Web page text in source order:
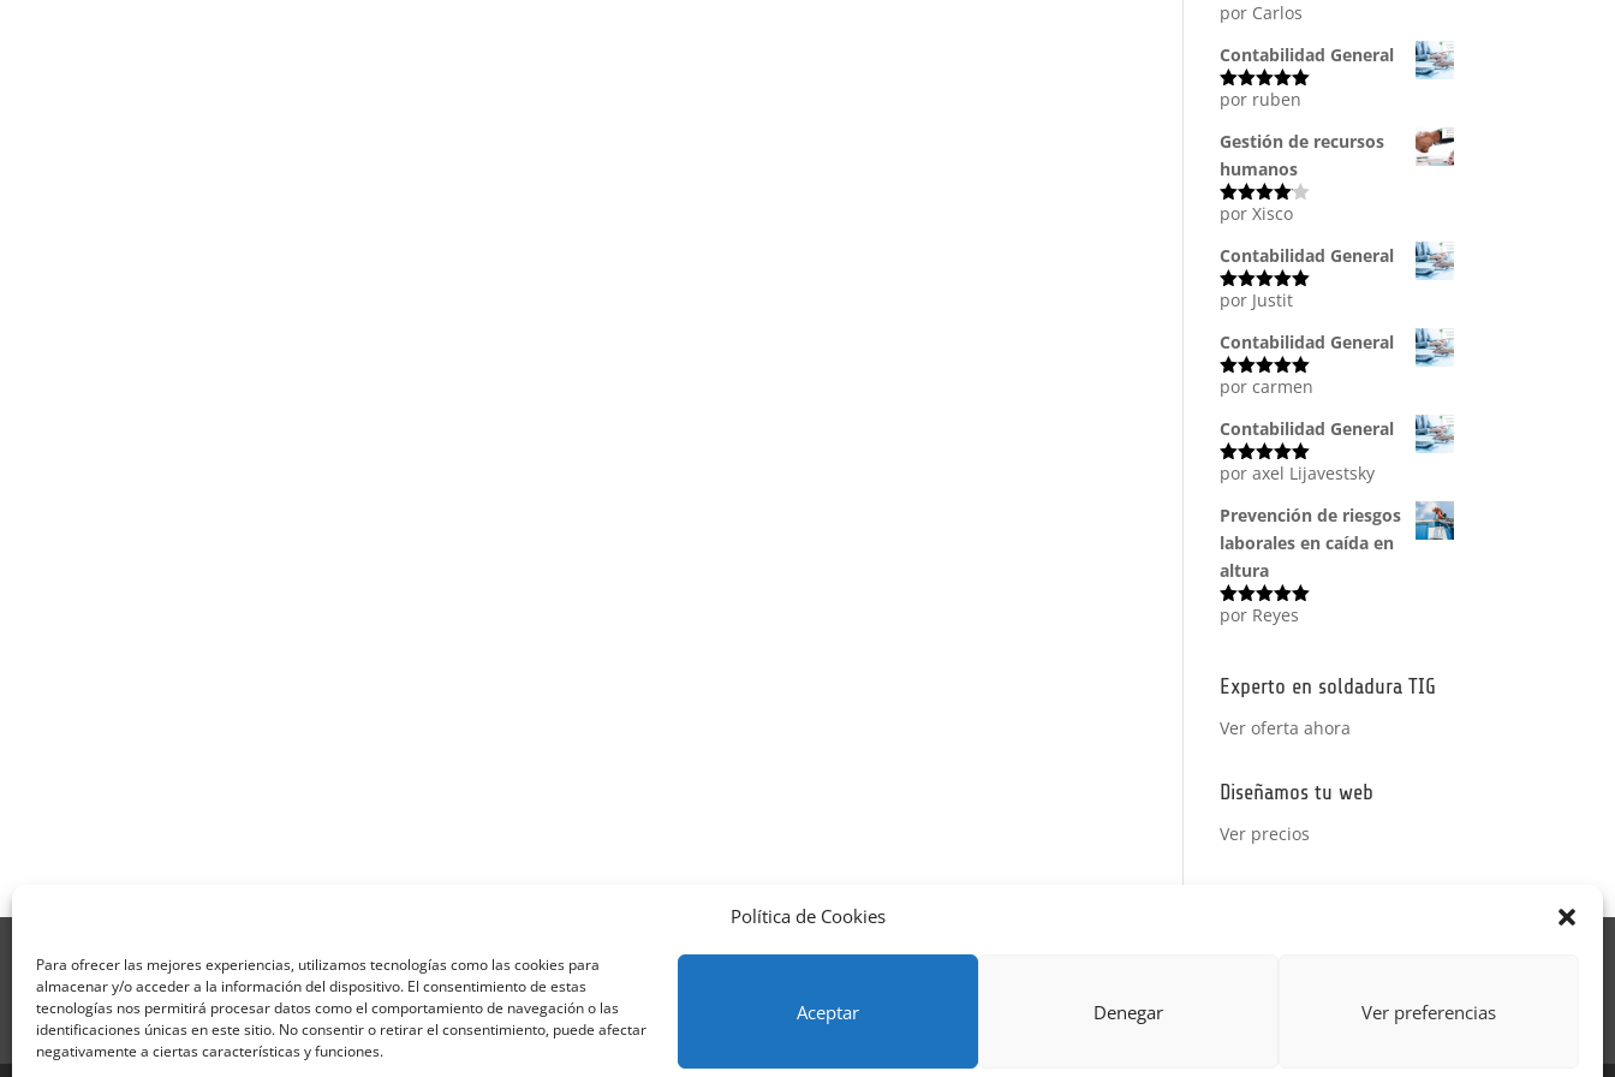
Política de Cookies
Para ofrecer las mejores experiencias, utilizamos tecnologías como las cookies para
almacenar y/o acceder a la información del dispositivo. El consentimiento de estas
tecnologías nos permitirá procesar datos como el comportamiento de navegación o las
identificaciones únicas en este sitio. No consentir o retirar el consentimiento, puede afectar
negativamente a ciertas características y funciones.
Aceptar Denegar Ver preferencias
Valorado
por Carlos
Contabilidad General
Valorado
por ruben
Gestión de recursos
humanos
Valorado
5
por Xisco
Contabilidad General
Valorado
por Justit
Contabilidad General
Valorado
por carmen
Contabilidad General
Valorado
por axel Lijavestsky
Prevención de riesgos
laborales en caída en
altura
Valorado
por Reyes
Experto en soldadura TIG
Ver oferta ahora
Diseñamos tu web
Ver precios
Términos y condiciones – Contrato de matrícula
Política de Cookies
Formulario de Datos necesarios para alta
Métodos de pago SEQURA
Formulario de responsabilidad de APPCC
Plantilla formación bonificada Formación Obligatoria según Sector
Formulario uso de imagen
Encuesta
Contacto Centros colaboradores